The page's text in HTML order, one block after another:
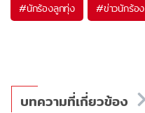
#นักร้องลูกทุ่ง #ข่าวนักร้อง
บทความที่เกี่ยวข้อง